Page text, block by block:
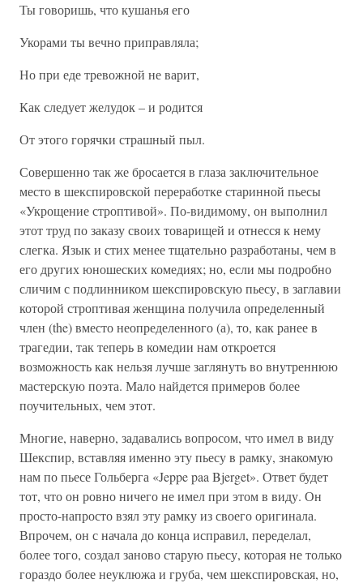
Ты говоришь, что кушанья его
Укорами ты вечно приправляла;
Но при еде тревожной не варит,
Как следует желудок – и родится
От этого горячки страшный пыл.
Совершенно так же бросается в глаза заключительное
место в шекспировской переработке старинной пьесы
«Укрощение строптивой». По-видимому, он выполнил
этот труд по заказу своих товарищей и отнесся к нему
слегка. Язык и стих менее тщательно разработаны, чем в
его других юношеских комедиях; но, если мы подробно
сличим с подлинником шекспировскую пьесу, в заглавии
которой строптивая женщина получила определенный
член (the) вместо неопределенного (а), то, как ранее в
трагедии, так теперь в комедии нам откроется
возможность как нельзя лучше заглянуть во внутреннюю
мастерскую поэта. Мало найдется примеров более
поучительных, чем этот.
Многие, наверно, задавались вопросом, что имел в виду
Шекспир, вставляя именно эту пьесу в рамку, знакомую
нам по пьесе Гольберга «Jeppe paa Bjerget». Ответ будет
тот, что он ровно ничего не имел при этом в виду. Он
просто-напросто взял эту рамку из своего оригинала.
Впрочем, он с начала до конца исправил, переделал,
более того, создал заново старую пьесу, которая не только
гораздо более неуклюжа и груба, чем шекспировская, но,